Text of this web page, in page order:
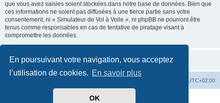
En poursuivant votre navigation, vous acceptez
l’utilisation de cookies. En savoir plus
OK
que vous avez saisies soient stockées dans notre base de données. Bien que
ces informations ne soient pas diffusées à une tierce partie sans votre
consentement, ni « Simulateur de Vol à Voile », ni phpBB ne pourront être
tenus comme responsables en cas de tentative de piratage visant à
compromettre les données.
UTC+02:00
phpBB ® Forum Software © phpBB Limited